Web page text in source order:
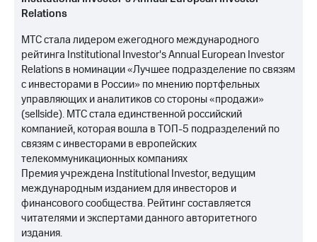
Relations
МТС стала лидером ежегодного международного
рейтинга Institutional Investor's Annual European Investor
Relations в номинации «Лучшее подразделение по связям
с инвесторами в России» по мнению портфельных
управляющих и аналитиков со стороны «продажи»
(sellside). МТС стала единственной российский
компанией, которая вошла в ТОП-5 подразделений по
связям с инвесторами в европейских
телекоммуникационных компаниях
Премия учреждена Institutional Investor, ведущим
международным изданием для инвесторов и
финансового сообщества. Рейтинг составляется
читателями и экспертами данного авторитетного
издания.